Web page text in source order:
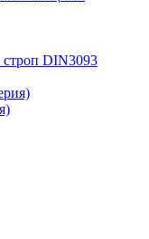
DIN3093